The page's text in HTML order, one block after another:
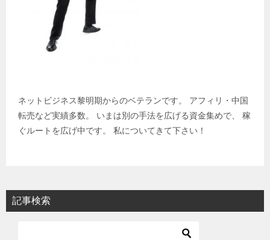
ネットビジネス黎明期からのベテランです。 アフィリ・中国
転売など実績多数。 いまは別の手法を広げる資金集めで、 稼
ぐルートを広げ中です。 私についてきて下さい！
記事検索